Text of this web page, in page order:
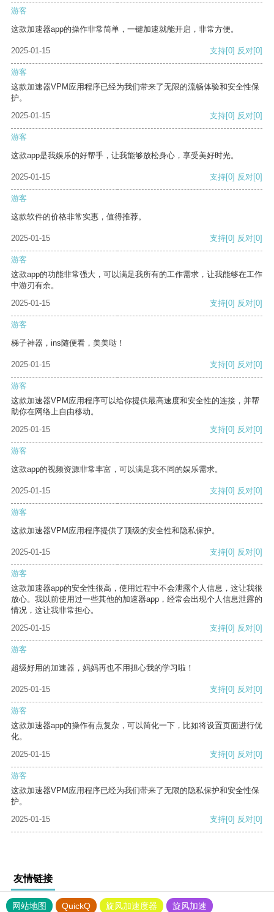
游客
这款加速器app的操作非常简单，一键加速就能开启，非常方便。
2025-01-15 支持[0] 反对[0]
游客
这款加速器VPM应用程序已经为我们带来了无限的流畅体验和安全性保
护。
2025-01-15
支持[0] 反对[0]
游客
这款app是我娱乐的好帮手，让我能够放松身心，享受美好时光。
2025-01-15 支持[0] 反对[0]
游客
这款软件的价格非常实惠，值得推荐。
2025-01-15 支持[0] 反对[0]
游客
这款app的功能非常强大，可以满足我所有的工作需求，让我能够在工作
中游刃有余。
2025-01-15
支持[0] 反对[0]
游客
梯子神器，ins随便看，美美哒！
2025-01-15 支持[0] 反对[0]
游客
这款加速器VPM应用程序可以给你提供最高速度和安全性的连接，并帮
助你在网络上自由移动。
2025-01-15
支持[0] 反对[0]
游客
这款app的视频资源非常丰富，可以满足我不同的娱乐需求。
2025-01-15 支持[0] 反对[0]
游客
这款加速器VPM应用程序提供了顶级的安全性和隐私保护。
2025-01-15 支持[0] 反对[0]
游客
这款加速器app的安全性很高，使用过程中不会泄露个人信息，这让我很
放心。我以前使用过一些其他的加速器app，经常会出现个人信息泄露的
情况，这让我非常担心。
2025-01-15
支持[0] 反对[0]
游客
超级好用的加速器，妈妈再也不用担心我的学习啦！
2025-01-15 支持[0] 反对[0]
游客
这款加速器app的操作有点复杂，可以简化一下，比如将设置页面进行优
化。
2025-01-15
支持[0] 反对[0]
游客
这款加速器VPM应用程序已经为我们带来了无限的隐私保护和安全性保
护。
2025-01-15
支持[0] 反对[0]
友情链接
网站地图 QuickQ 旋风加速度器
旋风加速